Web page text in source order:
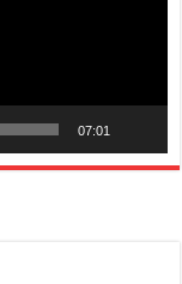
07:01